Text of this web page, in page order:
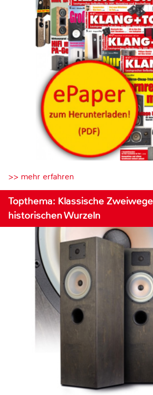
>> mehr erfahren
Topthema: Klassische
historischen Wurzeln